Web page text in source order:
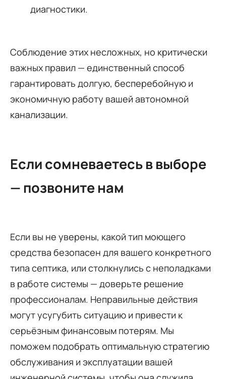
диагностики.
Соблюдение этих несложных, но критически
важных правил — единственный способ
гарантировать долгую, бесперебойную и
экономичную работу вашей автономной
канализации.
Если сомневаетесь в выборе
— позвоните нам
Если вы не уверены, какой тип моющего
средства безопасен для вашего конкретного
типа септика, или столкнулись с неполадками
в работе системы — доверьте решение
профессионалам. Неправильные действия
могут усугубить ситуацию и привести к
серьёзным финансовым потерям. Мы
поможем подобрать оптимальную стратегию
обслуживания и эксплуатации вашей